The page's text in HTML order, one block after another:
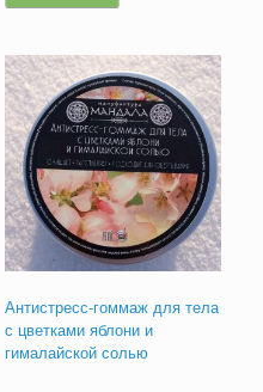
Антистресс-гоммаж для тела
с цветками яблони и
гималайской солью